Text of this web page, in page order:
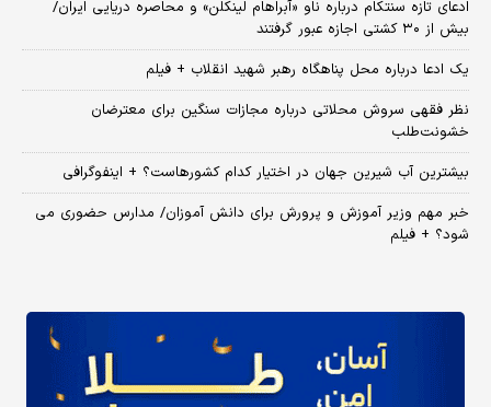
ادعای تازه سنتکام درباره ناو «آبراهام لینکلن» و محاصره دریایی ایران/
بیش از ۳۰ کشتی اجازه عبور گرفتند
یک ادعا درباره محل پناهگاه‌ رهبر شهید انقلاب + فیلم
نظر فقهی سروش محلاتی درباره مجازات سنگین برای معترضان
خشونت‌طلب
بیشترین آب شیرین جهان در اختیار کدام کشورهاست؟ + اینفوگرافی
خبر مهم وزیر آموزش و پرورش برای دانش آموزان/ مدارس حضوری می
شود؟ + فیلم